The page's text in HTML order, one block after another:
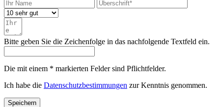
Bitte geben Sie die Zeichenfolge in das nachfolgende Textfeld ein.
Die mit einem * markierten Felder sind Pflichtfelder.
Ich habe die Datenschutzbestimmungen zur Kenntnis genommen.
Speichern